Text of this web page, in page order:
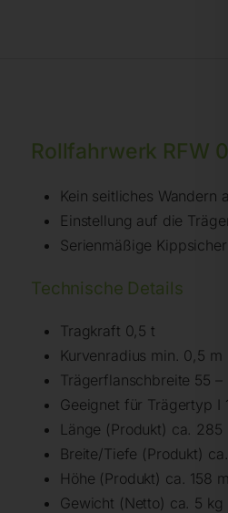
Rollfahrwerk RFW
Kein seitliches Wandern
Einstellung auf die
Serienmäßige
Technische Details
Tragkraft 0,5 t
Kurvenradius min. 0,5 m
Trägerflanschbreite 55 –
Geeignet für Trägertyp I
Länge (Produkt) ca. 285
Breite/Tiefe (Produkt) ca.
Höhe (Produkt) ca. 158
Gewicht (Netto) ca. 5 kg